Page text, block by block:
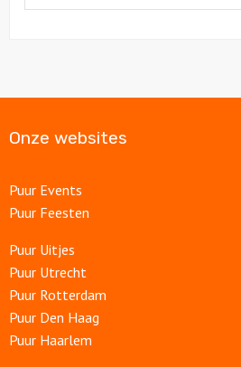
Onze websites
Puur Events
Puur Feesten
Puur Uitjes
Puur Utrecht
Puur Rotterdam
Puur Den Haag
Puur Haarlem